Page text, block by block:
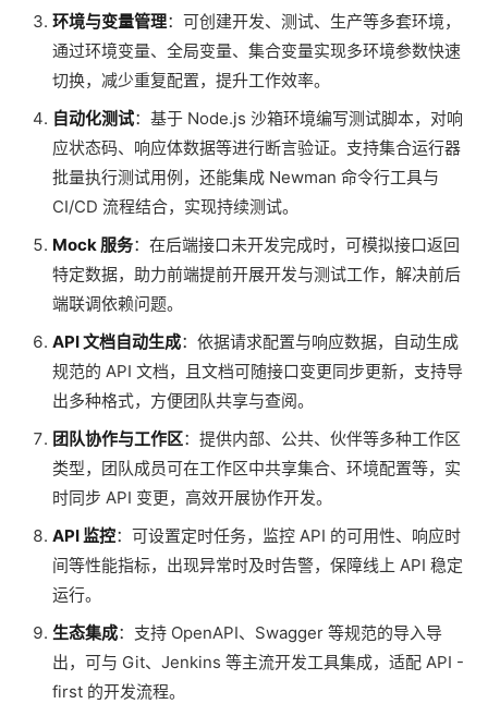
环境与变量管理：可创建开发、测试、生产等多套环境，
通过环境变量、全局变量、集合变量实现多环境参数快速
切换，减少重复配置，提升工作效率。
自动化测试：基于 Node.js 沙箱环境编写测试脚本，对响
应状态码、响应体数据等进行断言验证。支持集合运行器
批量执行测试用例，还能集成 Newman 命令行工具与
CI/CD 流程结合，实现持续测试。
Mock 服务：在后端接口未开发完成时，可模拟接口返回
特定数据，助力前端提前开展开发与测试工作，解决前后
端联调依赖问题。
API 文档自动生成：依据请求配置与响应数据，自动生成
规范的 API 文档，且文档可随接口变更同步更新，支持导
出多种格式，方便团队共享与查阅。
团队协作与工作区：提供内部、公共、伙伴等多种工作区
类型，团队成员可在工作区中共享集合、环境配置等，实
时同步 API 变更，高效开展协作开发。
API 监控：可设置定时任务，监控 API 的可用性、响应时
间等性能指标，出现异常时及时告警，保障线上 API 稳定
运行。
生态集成：支持 OpenAPI、Swagger 等规范的导入导
出，可与 Git、Jenkins 等主流开发工具集成，适配 API -
first 的开发流程。